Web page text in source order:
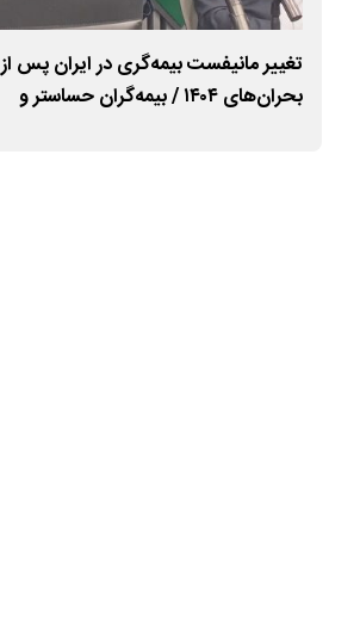
تغییر مانیفست بیمه‌گری در ایران پس از
بحران‌های ۱۴۰۴ / بیمه‌گران حساستر و